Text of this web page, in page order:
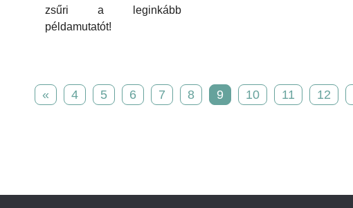
zsűri a leginkább
példamutatót!
« 4 5 6 7 8 9 10 11 12